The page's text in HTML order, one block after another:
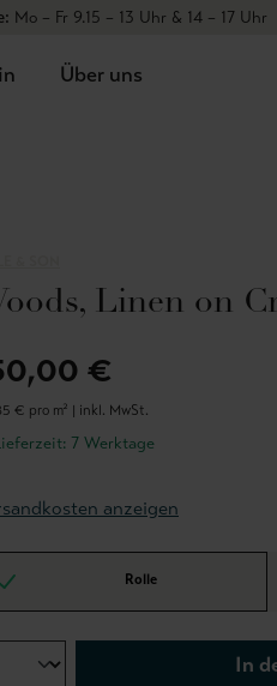
Mo – Fr 9.15 – 13 Uhr & 14 – 17 Uhr
Über uns
Linen on
€
€ pro m² | inkl. MwSt.
7 Werktage
anzeigen
Rolle
In